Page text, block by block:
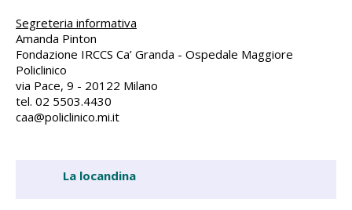
Segreteria informativa
Amanda Pinton
Fondazione IRCCS Ca’ Granda - Ospedale Maggiore
Policlinico
via Pace, 9 - 20122 Milano
tel. 02 5503.4430
caa@policlinico.mi.it
La locandina